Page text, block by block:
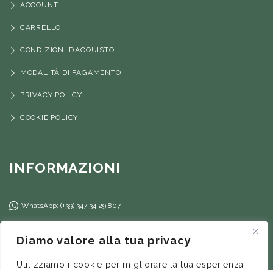
Diamo valore alla tua privacy
Utilizziamo i cookie per migliorare la tua esperienza
ACCOUNT
CARRELLO
CONDIZIONI D’ACQUISTO
MODALITÀ DI PAGAMENTO
PRIVACY POLICY
COOKIE POLICY
INFORMAZIONI
WhatsApp: (+39) 347 34 29 807